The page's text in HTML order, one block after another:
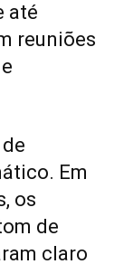
até
reuniões
Em
os
de
claro